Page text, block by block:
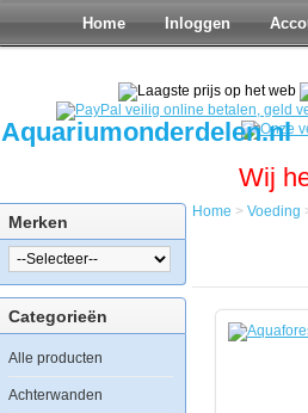
Home Inloggen
Aquariumonderdelen.nl
Wij
Merken
Categorieën
Alle producten
Achterwanden
Voer
Aquaforest
Component
Home > Voeding